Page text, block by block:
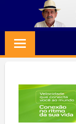
content
Jornalismo
Credibilidade